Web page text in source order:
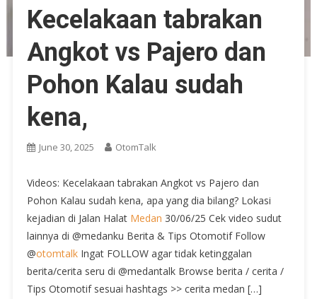
Kecelakaan tabrakan
Angkot vs Pajero dan
Pohon Kalau sudah
kena,
June 30, 2025 OtomTalk
Videos: Kecelakaan tabrakan Angkot vs Pajero dan
Pohon Kalau sudah kena, apa yang dia bilang? Lokasi
kejadian di Jalan Halat Medan 30/06/25 Cek video sudut
lainnya di @medanku Berita & Tips Otomotif Follow
@otomtalkIngat FOLLOW agar tidak ketinggalan
berita/cerita seru di @medantalk Browse berita / cerita /
Tips Otomotif sesuai hashtags >> cerita medan […]